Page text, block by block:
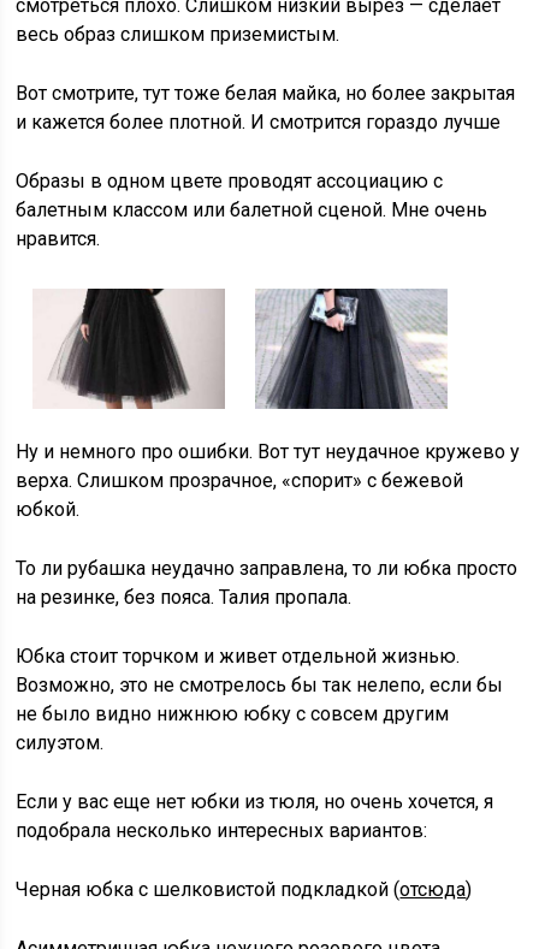
смотреться плохо. Слишком низкий вырез — сделает
весь образ слишком приземистым.
Вот смотрите, тут тоже белая майка, но более закрытая
и кажется более плотной. И смотрится гораздо лучше
Образы в одном цвете проводят ассоциацию с
балетным классом или балетной сценой. Мне очень
нравится.
Ну и немного про ошибки. Вот тут неудачное кружево у
верха. Слишком прозрачное, «спорит» с бежевой
юбкой.
То ли рубашка неудачно заправлена, то ли юбка просто
на резинке, без пояса. Талия пропала.
Юбка стоит торчком и живет отдельной жизнью.
Возможно, это не смотрелось бы так нелепо, если бы
не было видно нижнюю юбку с совсем другим
силуэтом.
Если у вас еще нет юбки из тюля, но очень хочется, я
подобрала несколько интересных вариантов:
Черная юбка с шелковистой подкладкой (отсюда)